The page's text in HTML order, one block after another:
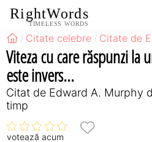
RightWords
TIMELESS WORDS
Citate celebre Citate de
Viteza cu care răspunzi la
este invers...
Citat de Edward A. Murphy
timp
votează acum